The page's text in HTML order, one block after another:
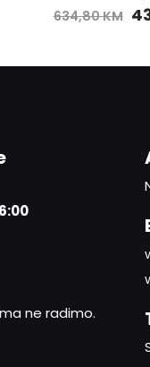
634,80KM
ne radimo.